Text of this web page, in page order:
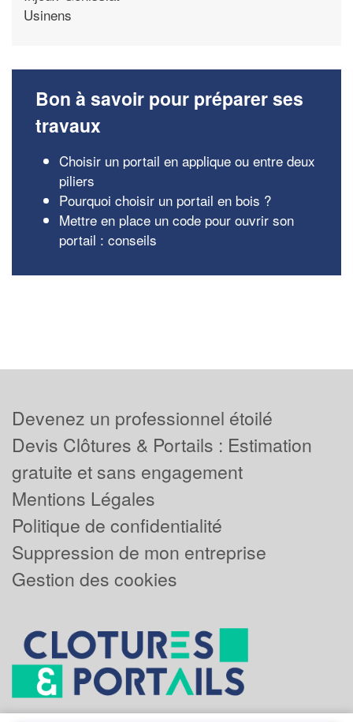
Usinens
Bon à savoir pour préparer ses
travaux
Choisir un portail en applique ou entre deux
piliers
Pourquoi choisir un portail en bois ?
Mettre en place un code pour ouvrir son
portail : conseils
Devenez un professionnel étoilé
Devis Clôtures & Portails : Estimation
gratuite et sans engagement
Mentions Légales
Politique de confidentialité
Suppression de mon entreprise
Gestion des cookies